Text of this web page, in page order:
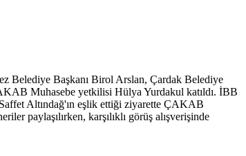
Belediye Başkanı Birol Arslan, Çardak Belediye
Muhasebe yetkilisi Hülya Yurdakul katıldı. İBB
Altındağ'ın eşlik ettiği ziyarette ÇAKAB
paylaşılırken, karşılıklı görüş alışverişinde